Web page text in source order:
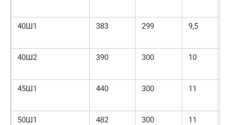
40Ш1 383 299 9,5
40Ш2 390 300 10
45Ш1 440 300 11
50Ш1 482 300 11